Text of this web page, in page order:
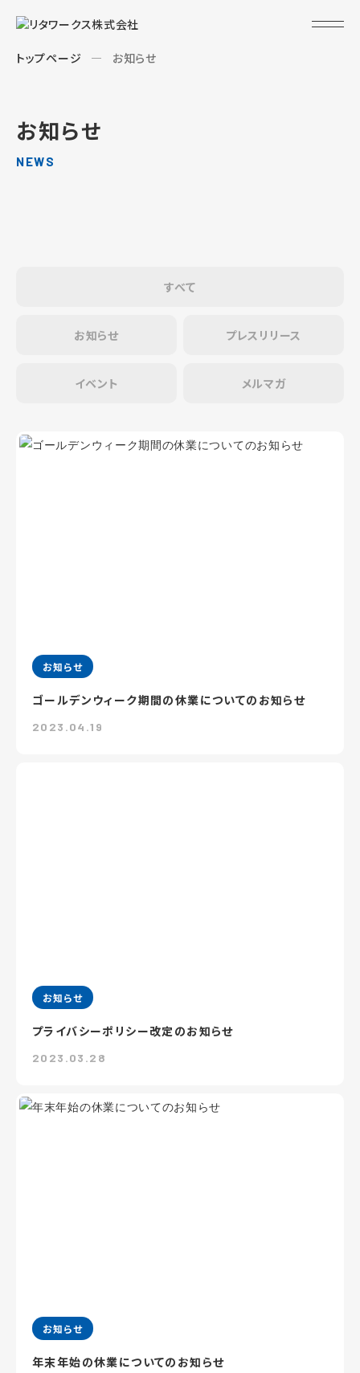
トップページ お知らせ
お知らせ
NEWS
すべて
お知らせ プレスリリース
イベント メルマガ
お知らせ
ゴールデンウィーク期間の休業についてのお知らせ
2023.04.19
お知らせ
プライバシーポリシー改定のお知らせ
2023.03.28
お知らせ
年末年始の休業についてのお知らせ